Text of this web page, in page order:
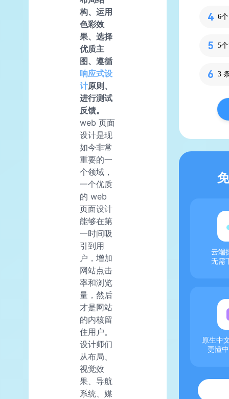
构、运用
色彩效
果、选择
优质主
图、遵循
响应式设
计原则、
进行测试
反馈。
web 页面
设计是现
如今非常
重要的一
个领域，
一个优质
的 web
页面设计
能够在第
一时间吸
引到用
户，增加
网站点击
率和浏览
量，然后
才是网站
的内核留
住用户。
设计师们
从布局、
视觉效
果、导航
系统、媒
6
5
云端
无需
原生中
更懂